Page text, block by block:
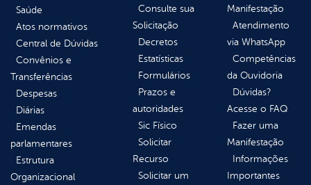
Saúde
Atos normativos
Central de Dúvidas
Convênios e
Transferências
Despesas
Diárias
Emendas
parlamentares
Estrutura
Organizacional
Consulte sua
Solicitação
Decretos
Estatísticas
Formulários
Prazos e
autoridades
Sic Físico
Solicitar
Recurso
Solicitar um
Manifestação
Atendimento
via WhatsApp
Competências
da Ouvidoria
Dúvidas?
Acesse o FAQ
Fazer uma
Manifestação
Informações
Importantes